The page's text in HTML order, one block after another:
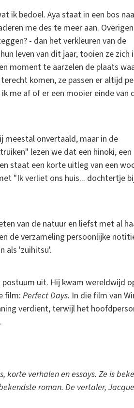
ik bedoel. Aya staat in een bos
me des te meer aan.
- dan het verkleuren van de
leven van dit jaar, tooien ze zich
moment te aarzelen de plaats
komen, ze passen er altijd
me af of er een mooier einde van
meestal onvertaald, maar in de
lezen we dat een hinoki, een
staat een korte uitleg van een
"Ik verliet ons huis... dochtertje
van de natuur en liefst met al
de verzameling persoonlijke
als 'zuihitsu'.
postuum uit. Hij kwam wereldwijd
film: Perfect Days. In die film van
verdient, terwijl het
korte verhalen en essays. Ze is
roman. De vertaler,